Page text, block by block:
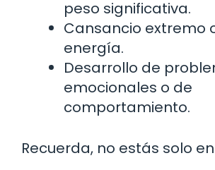
peso significativa.
Cansancio extremo
energía.
Desarrollo de
emocionales o de
comportamiento.
Recuerda, no estás solo